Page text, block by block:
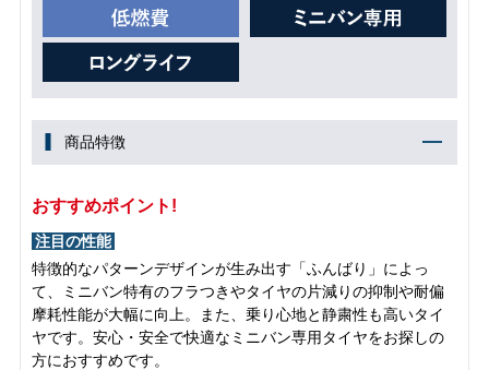
商品特徴
おすすめポイント!
注目の性能
特徴的なパターンデザインが生み出す「ふんばり」によっ
て、ミニバン特有のフラつきやタイヤの片減りの抑制や耐偏
摩耗性能が大幅に向上。また、乗り心地と静粛性も高いタイ
ヤです。安心・安全で快適なミニバン専用タイヤをお探しの
方におすすめです。